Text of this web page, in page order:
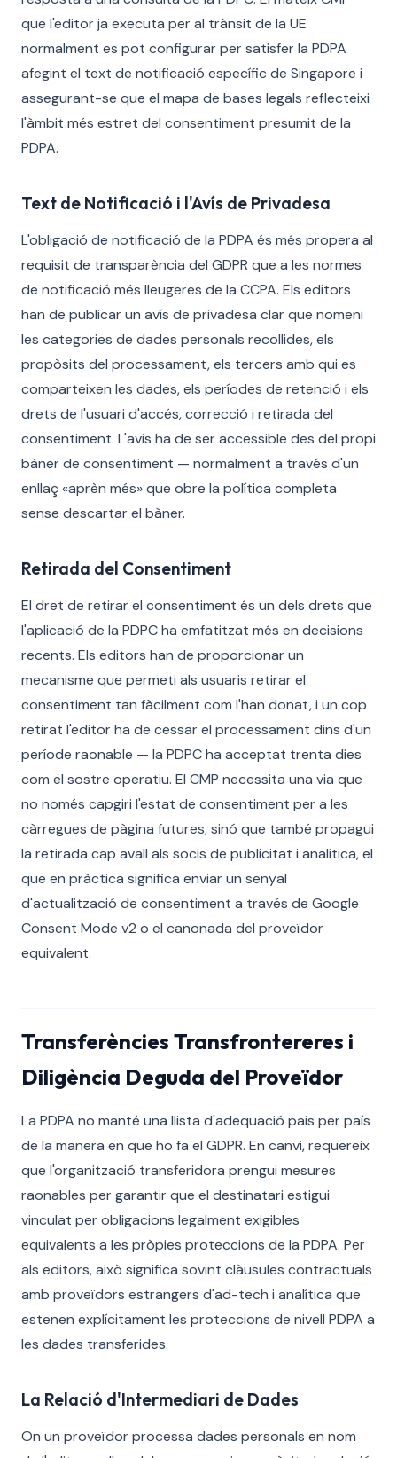
que l'editor ja executa per al trànsit de la UE
normalment es pot configurar per satisfer la PDPA
afegint el text de notificació específic de Singapore i
assegurant-se que el mapa de bases legals reflecteixi
l'àmbit més estret del consentiment presumit de la
PDPA.
Text de Notificació i l'Avís de Privadesa
L'obligació de notificació de la PDPA és més propera al
requisit de transparència del GDPR que a les normes
de notificació més lleugeres de la CCPA. Els editors
han de publicar un avís de privadesa clar que nomeni
les categories de dades personals recollides, els
propòsits del processament, els tercers amb qui es
comparteixen les dades, els períodes de retenció i els
drets de l'usuari d'accés, correcció i retirada del
consentiment. L'avís ha de ser accessible des del propi
bàner de consentiment — normalment a través d'un
enllaç «aprèn més» que obre la política completa
sense descartar el bàner.
Retirada del Consentiment
El dret de retirar el consentiment és un dels drets que
l'aplicació de la PDPC ha emfatitzat més en decisions
recents. Els editors han de proporcionar un
mecanisme que permeti als usuaris retirar el
consentiment tan fàcilment com l'han donat, i un cop
retirat l'editor ha de cessar el processament dins d'un
període raonable — la PDPC ha acceptat trenta dies
com el sostre operatiu. El CMP necessita una via que
no només capgiri l'estat de consentiment per a les
càrregues de pàgina futures, sinó que també propagui
la retirada cap avall als socis de publicitat i analítica, el
que en pràctica significa enviar un senyal
d'actualització de consentiment a través de Google
Consent Mode v2 o el canonada del proveïdor
equivalent.
Transferències Transfrontereres i
Diligència Deguda del Proveïdor
La PDPA no manté una llista d'adequació país per país
de la manera en que ho fa el GDPR. En canvi, requereix
que l'organització transferidora prengui mesures
raonables per garantir que el destinatari estigui
vinculat per obligacions legalment exigibles
equivalents a les pròpies proteccions de la PDPA. Per
als editors, això significa sovint clàusules contractuals
amb proveïdors estrangers d'ad-tech i analítica que
estenen explícitament les proteccions de nivell PDPA a
les dades transferides.
La Relació d'Intermediari de Dades
On un proveïdor processa dades personals en nom